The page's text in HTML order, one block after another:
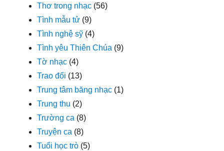
Thơ trong nhạc (56)
Tình mẫu tử (9)
Tình nghệ sỹ (4)
Tình yêu Thiên Chúa (9)
Tờ nhạc (4)
Trao đổi (13)
Trung tâm băng nhạc (1)
Trung thu (2)
Trường ca (8)
Truyện ca (8)
Tuổi học trò (5)